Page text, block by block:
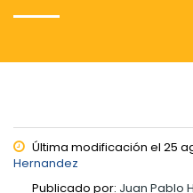
Última modificación el 25
Hernandez
Publicado por: Juan Pablo